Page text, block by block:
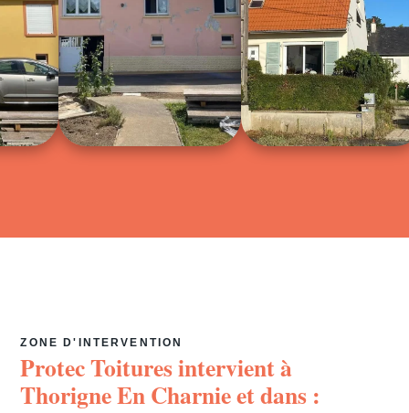
ZONE D'INTERVENTION
Protec Toitures intervient à
Thorigne En Charnieet dans :